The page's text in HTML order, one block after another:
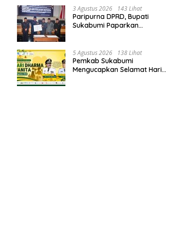
3 Agustus 2026 143 Lihat
Paripurna DPRD, Bupati
Sukabumi Paparkan
5 Agustus 2026 138 Lihat
Pemkab Sukabumi
Mengucapkan Selamat Hari